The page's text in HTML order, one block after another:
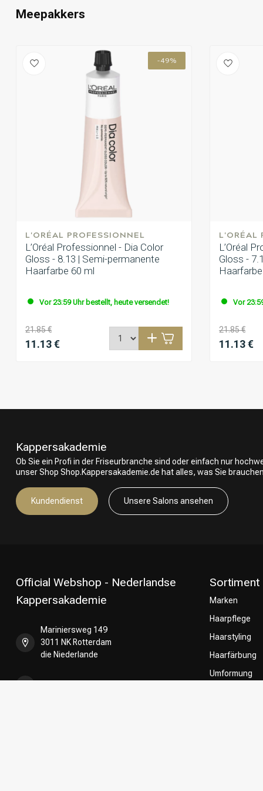
Meepakkers
-49%
L'ORÉAL PROFESSIONNEL
L’Oréal Professionnel - Dia Color
Gloss - 8.13 | Semi-permanente
Haarfarbe 60 ml
Vor 23:59 Uhr bestellt, heute versendet!
21.85 €
11.13 €
L'ORÉAL
L’Oréal
Gloss -
Vor
21.85 €
11.13 €
Kappersakademie
Ob Sie ein Profi in der Friseurbranche sind oder einfach nur
unser Shop Shop.Kappersakademie.de hat alles, was Sie
Kundendienst Unsere Salons ansehen
Official Webshop - Nederlandse
Kappersakademie
Mariniersweg 149
3011 NK Rotterdam
die Niederlande
Sortiment
Marken
Haarpflege
Haarstyling
Haarfärbung
Umformung